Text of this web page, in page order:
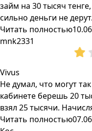
займ на 30 тысяч
сильно деньги не
Читать полностью
mnk2331
Vivus
Не думал, что могут
кабинете берешь 20
взял 25 тысячи.
Читать полностью